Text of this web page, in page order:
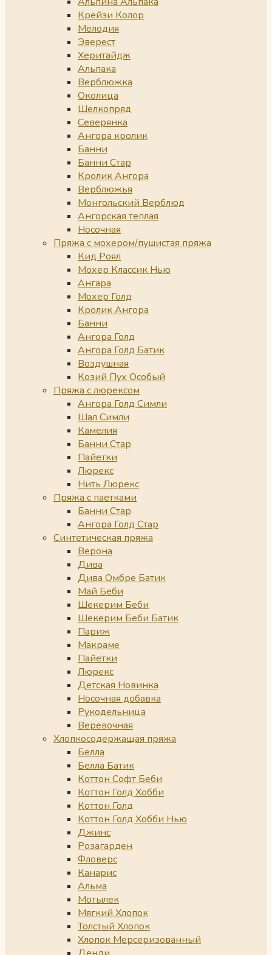
Крейзи Колор
Мелодия
Эверест
Херитайдж
Альпака
Верблюжка
Околица
Шелкопряд
Северянка
Ангора кролик
Банни
Банни Стар
Кролик Ангора
Верблюжья
Монгольский Верблюд
Ангорская теплая
Носочная
Пряжа с мохером/пушистая пряжа
Кид Роял
Мохер Классик Нью
Ангара
Мохер Голд
Кролик Ангора
Банни
Ангора Голд
Ангора Голд Батик
Воздушная
Козий Пух Особый
Пряжа с люрексом
Ангора Голд Симли
Шал Симли
Камелия
Банни Стар
Пайетки
Люрекс
Нить Люрекс
Пряжа с паетками
Банни Стар
Ангора Голд Стар
Синтетическая пряжа
Верона
Дива
Дива Омбре Батик
Май Беби
Шекерим Беби
Шекерим Беби Батик
Париж
Макраме
Пайетки
Люрекс
Детская Новинка
Носочная добавка
Рукодельница
Веревочная
Хлопкосодержащая пряжа
Белла
Белла Батик
Коттон Софт Беби
Коттон Голд Хобби
Коттон Голд
Коттон Голд Хобби Нью
Джинс
Розагарден
Фловерс
Канарис
Альма
Мотылек
Мягкий Хлопок
Толстый Хлопок
Хлопок Мерсеризованный